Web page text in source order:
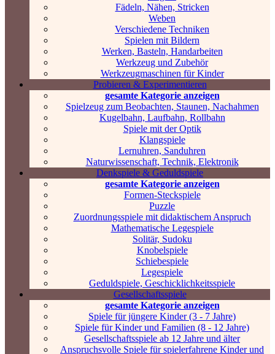
Fädeln, Nähen, Stricken
Weben
Verschiedene Techniken
Spielen mit Bildern
Werken, Basteln, Handarbeiten
Werkzeug und Zubehör
Werkzeugmaschinen für Kinder
Probieren & Experimentieren
gesamte Kategorie anzeigen
Spielzeug zum Beobachten, Staunen, Nachahmen
Kugelbahn, Laufbahn, Rollbahn
Spiele mit der Optik
Klangspiele
Lernuhren, Sanduhren
Naturwissenschaft, Technik, Elektronik
Denkspiele & Geduldspiele
gesamte Kategorie anzeigen
Formen-Steckspiele
Puzzle
Zuordnungsspiele mit didaktischem Anspruch
Mathematische Legespiele
Solitär, Sudoku
Knobelspiele
Schiebespiele
Legespiele
Geduldspiele, Geschicklichkeitsspiele
Gesellschaftsspiele
gesamte Kategorie anzeigen
Spiele für jüngere Kinder (3 - 7 Jahre)
Spiele für Kinder und Familien (8 - 12 Jahre)
Gesellschaftsspiele ab 12 Jahre und älter
Anspruchsvolle Spiele für spielerfahrene Kinder und